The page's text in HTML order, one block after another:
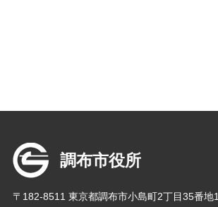
調布市役所
〒182-8511 東京都調布市小島町2丁目35番地1